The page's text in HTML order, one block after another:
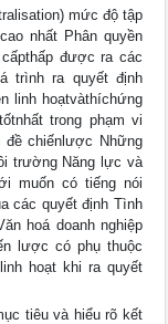
mức độ tập
nhất Phân quyền
được ra các
trình ra quyết định
linh hoạtvàthíchứng
trong phạm vi
đề chiếnlược Những
trường Năng lực và
muốn có tiếng nói
các quyết định Tình
hoá doanh nghiệp
lược có phụ thuộc
hoạt khi ra quyết
tiêu và hiểu rõ kết